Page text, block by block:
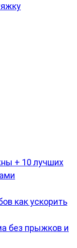
+ 10 лучших
как ускорить